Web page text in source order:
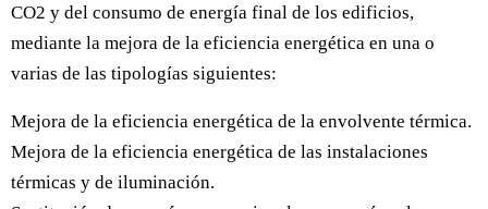
CO2 y del consumo de energía final de los edificios,
mediante la mejora de la eficiencia energética en una o
varias de las tipologías siguientes:
Mejora de la eficiencia energética de la envolvente térmica.
Mejora de la eficiencia energética de las instalaciones
térmicas y de iluminación.